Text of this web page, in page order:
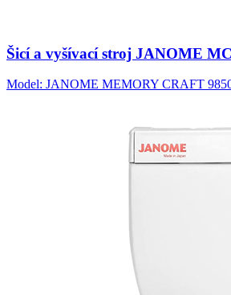
Šicí a vyšívací stroj JANOME
Model: JANOME MEMORY CRAFT